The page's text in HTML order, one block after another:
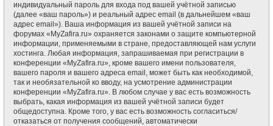
индивидуальный пароль для входа под вашей учётной записью
(далее «ваш пароль») и реальный адрес email (в дальнейшем «ваш
адрес email»). Ваша информация из вашей учётной записи на
форумах «MyZafira.ru» охраняется законами о защите компьютерной
информации, применяемыми в стране, предоставляющей нам услуги
хостинга. Любая информация, запрашиваемая при регистрации в
конференции «MyZafira.ru», кроме вашего имени пользователя,
вашего пароля и вашего адреса email, может быть как необходимой,
так и необязательной ко вводу, на усмотрение администрации
конференции «MyZafira.ru». В любом случае у вас есть возможность
выбрать, какая информация из вашей учётной записи будет
общедоступна. Кроме того, у вас есть возможность согласиться/
отказаться от получения сообщений, автоматически